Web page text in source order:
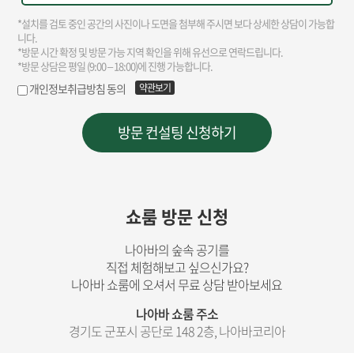
쇼룸 방문 신청
나아바의 숲속 공기를
직접 체험해보고 싶으신가요?
나아바 쇼룸에 오셔서 무료 상담 받아보세요
나아바 쇼룸 주소
경기도 군포시 공단로 148 2층, 나아바코리아